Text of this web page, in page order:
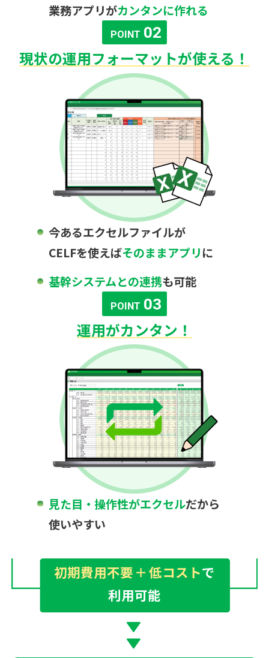
業務アプリがカンタンに作れる
POINT 02
現状の運用フォーマットが使える！
今あるエクセルファイルが
CELFを使えばそのままアプリに
基幹システムとの連携も可能
POINT 03
運用がカンタン！
見た目・操作性がエクセルだから
使いやすい
初期費用不要＋低コストで
利用可能